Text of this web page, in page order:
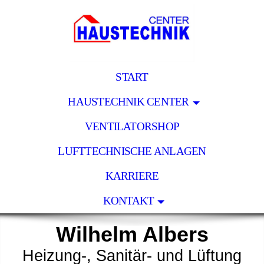
START
HAUSTECHNIK CENTER
VENTILATORSHOP
LUFTTECHNISCHE ANLAGEN
KARRIERE
KONTAKT
Wilhelm Albers
Heizung-, Sanitär- und Lüftung